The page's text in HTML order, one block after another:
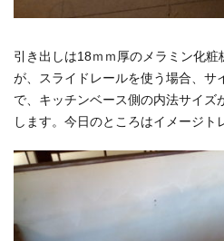
引き出しは18ｍｍ厚のメラミン化
が、スライドレールを使う場合、サ
で、キッチンベース側の内法サイズ
します。今日のところはイメージト